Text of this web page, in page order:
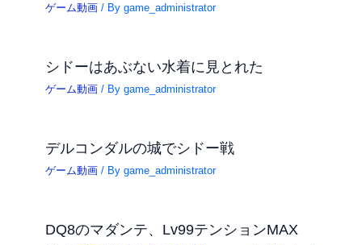
ゲーム動画 / Bygame_administrator
シドーはあぶない水着に見とれた
ゲーム動画 / Bygame_administrator
デルコンダルの城でシドー戦
ゲーム動画 / Bygame_administrator
DQ8のマダンテ、Lv99テンションMAX